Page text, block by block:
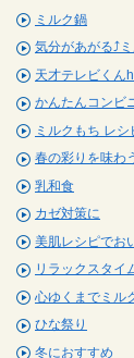
ミルク鍋
気分があがる⤴
天才テレビくん
かんたんコンビ
ミルクもち レシ
春の彩りを味わ
乳和食
カゼ対策に
美肌レシピでお
リラックスタイ
心ゆくまでミル
ひな祭り
冬におすすめ